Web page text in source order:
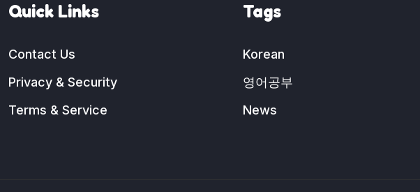
Quick Links
Contact Us
Privacy & Security
Terms & Service
Tags
Korean
영어공부
News